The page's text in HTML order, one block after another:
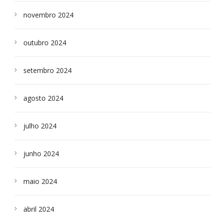
novembro 2024
outubro 2024
setembro 2024
agosto 2024
julho 2024
junho 2024
maio 2024
abril 2024